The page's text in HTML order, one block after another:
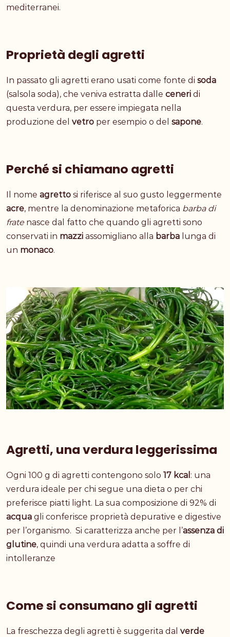
mediterranei.
Proprietà degli agretti
In passato gli agretti erano usati come fonte di soda
(salsola soda), che veniva estratta dalle ceneri di
questa verdura, per essere impiegata nella
produzione del vetro per esempio o del sapone.
Perché si chiamano agretti
Il nome agretto si riferisce al suo gusto leggermente
acre, mentre la denominazione metaforica barba di
fratenasce dal fatto che quando gli agretti sono
conservati in mazzi assomigliano alla barba lunga di
un monaco.
Agretti, una verdura leggerissima
Ogni 100 g di agretti contengono solo 17 kcal : una
verdura ideale per chi segue una dieta o per chi
preferisce piatti light. La sua composizione di 92% di
acqua gli conferisce proprietà depurative e digestive
per l’organismo. Si caratterizza anche per l’assenza di
glutine, quindi una verdura adatta a soffre di
intolleranze
Come si consumano gli agretti
La freschezza degli agretti è suggerita dal verde